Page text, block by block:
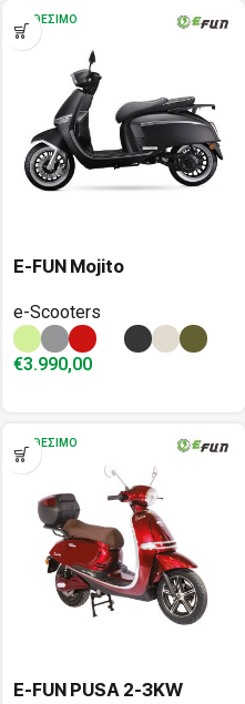
ΔΙΑΘΈΣΙΜΟ
E-FUN Mojito
e-Scooters
€3.990,00
ΔΙΑΘΈΣΙΜΟ
E-FUN PUSA 2-3KW